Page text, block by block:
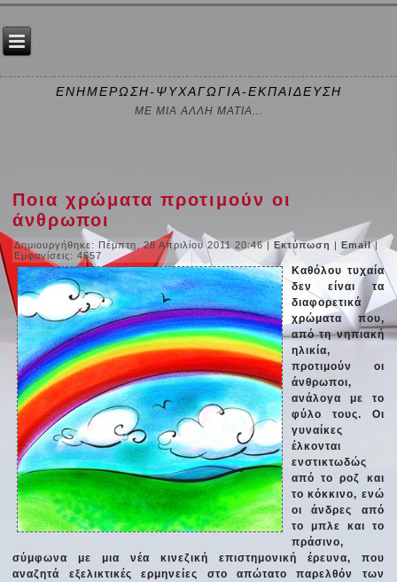
ΕΝΗΜΕΡΩΣΗ-ΨΥΧΑΓΩΓΙΑ-ΕΚΠΑΙΔΕΥΣΗ
ΜΕ ΜΙΑ ΑΛΛΗ ΜΑΤΙΑ...
Ποια χρώματα προτιμούν οι
άνθρωποι
Δημιουργήθηκε: Πέμπτη, 28 Απριλίου 2011 20:46|Εκτύπωση |Email|
Εμφανίσεις: 4657
Καθόλου τυχαία
δεν είναι τα
διαφορετικά
χρώματα που,
από τη νηπιακή
ηλικία,
προτιμούν οι
άνθρωποι,
ανάλογα με το
φύλο τους. Οι
γυναίκες
έλκονται
ενστικτωδώς
από το ροζ και
το κόκκινο, ενώ
οι άνδρες από
το μπλε και το
πράσινο,
σύμφωνα με μια νέα κινεζική επιστημονική έρευνα, που
αναζητά εξελικτικές ερμηνείες στο απώτατο παρελθόν των